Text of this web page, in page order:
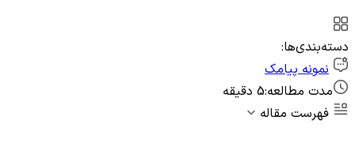
دسته‌بندی‌ها:
نمونه پیامک
مدت مطالعه:5 دقیقه
فهرست مقاله